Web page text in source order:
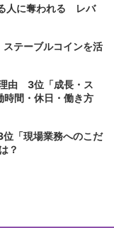
人に奪われる レバ
テーブルコインを活
由 3位「成長・ス
時間・休日・働き方
「現場業務へのこだ
？